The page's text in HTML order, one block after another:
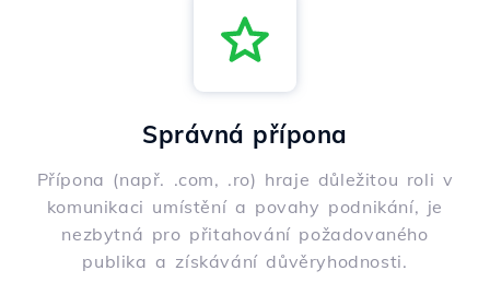
Správná přípona
Přípona (např. .com, .ro) hraje důležitou roli v
komunikaci umístění a povahy podnikání, je
nezbytná pro přitahování požadovaného
publika a získávání důvěryhodnosti.